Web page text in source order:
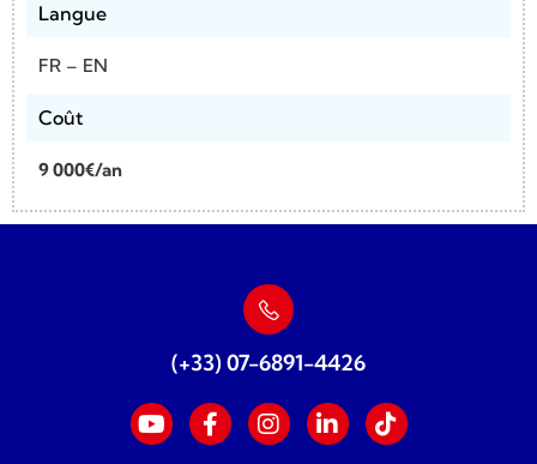
Langue
FR – EN
Coût
9 000€/an
(+33) 07-6891-4426